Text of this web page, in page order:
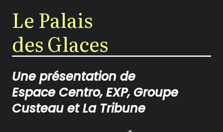
Le Palais des Glaces
Querelle de Roberval
Fanny
Nos prétextes
Notre Chambre d’amis
Le Palais
des Glaces
Une présentation de
Espace Centro, EXP, Groupe
Custeau et La Tribune